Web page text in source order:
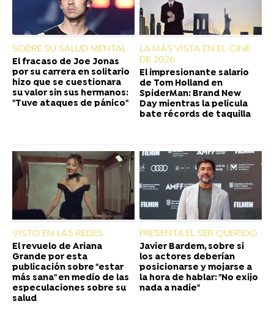
SOBRE SU SALUD MENTAL
El fracaso de Joe Jonas
por su carrera en solitario
hizo que se cuestionara
su valor sin sus hermanos:
"Tuve ataques de pánico"
LA MÁS VISTA EN EL CINE
DE 2026
El impresionante salario
de Tom Holland en
SpiderMan: Brand New
Day mientras la película
bate récords de taquilla
VISTO EN LAS REDES
El revuelo de Ariana
Grande por esta
publicación sobre "estar
más sana" en medio de las
especulaciones sobre su
salud
PRESENTA EL SER QUERIDO
Javier Bardem, sobre si
los actores deberían
posicionarse y mojarse a
la hora de hablar: "No exijo
nada a nadie"